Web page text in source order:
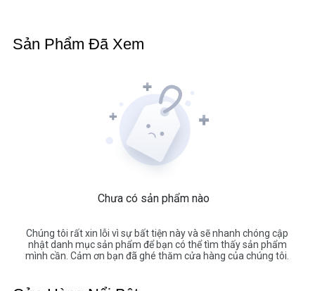
Sản Phẩm Đã Xem
Chưa có sản phẩm nào
Chúng tôi rất xin lỗi vì sự bất tiện này và sẽ nhanh chóng cập
nhật danh mục sản phẩm để bạn có thể tìm thấy sản phẩm
mình cần. Cảm ơn bạn đã ghé thăm cửa hàng của chúng tôi.